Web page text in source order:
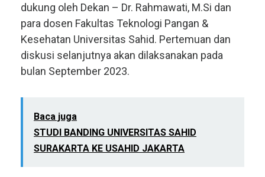
dukung oleh Dekan – Dr. Rahmawati, M.Si dan
para dosen Fakultas Teknologi Pangan &
Kesehatan Universitas Sahid. Pertemuan dan
diskusi selanjutnya akan dilaksanakan pada
bulan September 2023.
Baca juga
STUDI BANDING UNIVERSITAS SAHID
SURAKARTA KE USAHID JAKARTA